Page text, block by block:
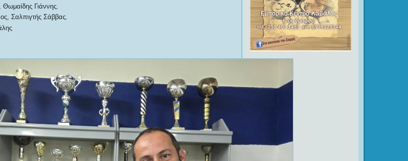
Γιάννης.
Σαλπιγτής Σάββας.